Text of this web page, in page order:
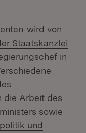
wird von
Staatskanzlei
in
die Arbeit des
sowie
und